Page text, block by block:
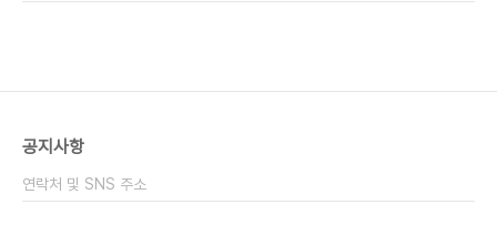
이왕이면 고운 고춧가루를 사용하는 것이 좋습니다
비합니다 저희 집 앞 마트에는 100g씩 소..
공지사항
연락처 및 SNS 주소